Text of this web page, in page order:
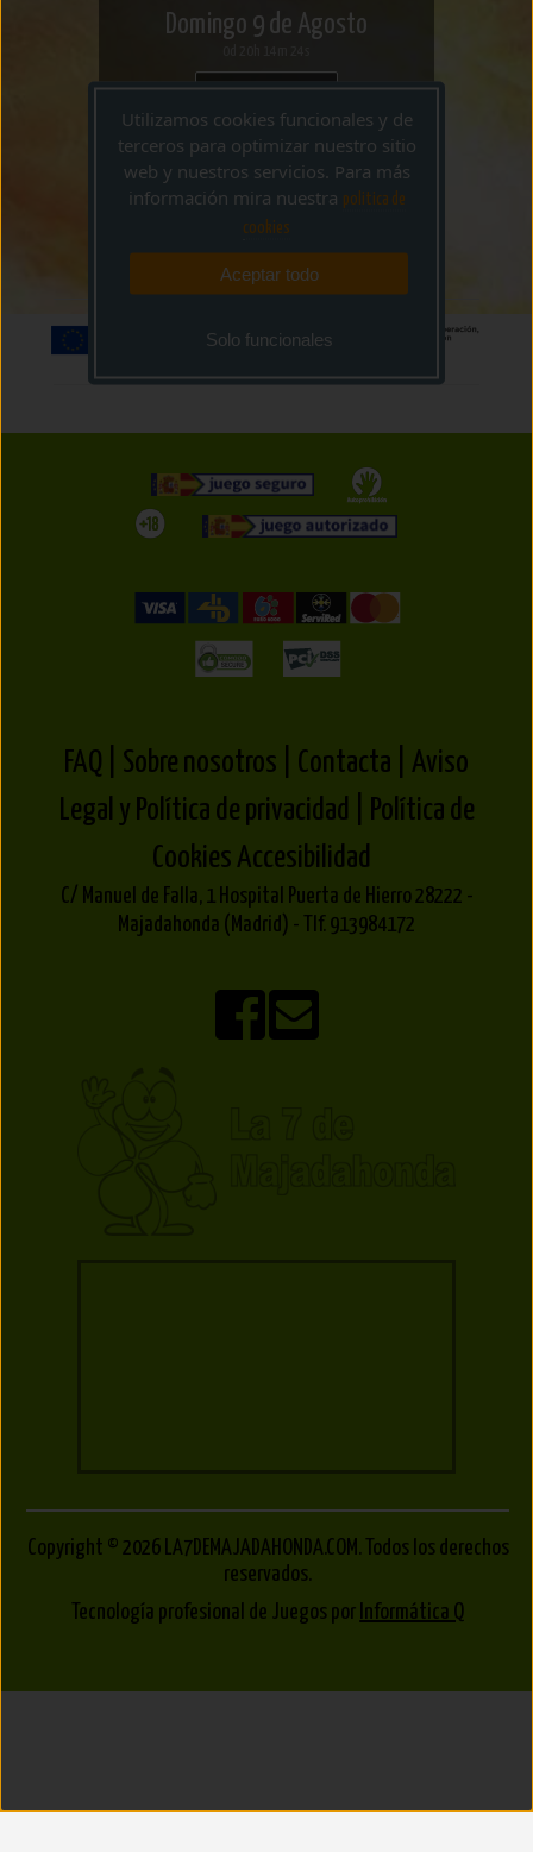
Domingo 9 de Agosto
FAQ | Sobre nosotros | Contacta |
Aviso
Legal y Política de privacidad |
Política de
CookiesAccesibilidad
C/ Manuel de Falla, 1 Hospital Puerta de Hierro 28222 -
Majadahonda (Madrid) - Tlf. 913984172
Copyright © 2026 LA7DEMAJADAHONDA.COM. Todos los derechos
reservados.
Tecnología profesional de Juegos por Informática Q
Utilizamos cookies funcionales y de
terceros para optimizar nuestro sitio
web y nuestros servicios. Para más
información mira nuestra politica de
cookies
Aceptar todo
Solo funcionales